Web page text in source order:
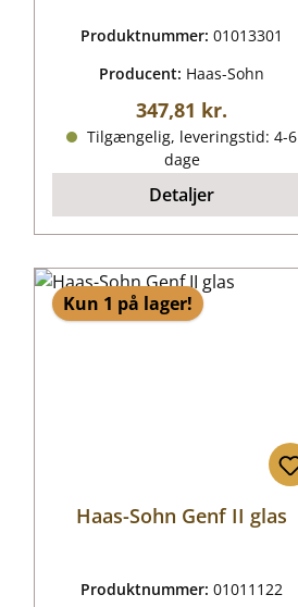
Produktnummer:01013301
Producent: Haas-Sohn
Almindelig pris:
347,81 kr.
Tilgængelig, leveringstid: 4-6
dage
Detaljer
Kun 1 på lager!
Haas-Sohn Genf II glas
Produktnummer:01011122